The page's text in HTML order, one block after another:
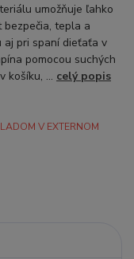
umožňuje ľahko
tepla a
aj pri spaní dieťaťa v
pomocou suchých
košíku, ... celý popis
V EXTERNOM